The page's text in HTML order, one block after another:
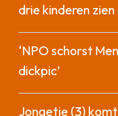
drie kinderen
‘NPO schorst
dickpic’
Jongetje (3)